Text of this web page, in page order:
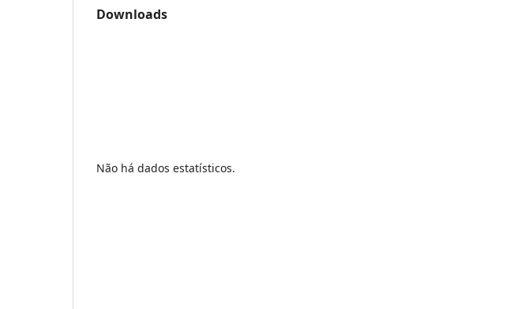
Downloads
Não há dados estatísticos.